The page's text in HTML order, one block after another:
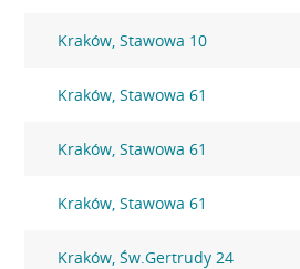
Kraków, Stawowa 10
Kraków, Stawowa 61
Kraków, Stawowa 61
Kraków, Stawowa 61
Kraków, Św.Gertrudy 24